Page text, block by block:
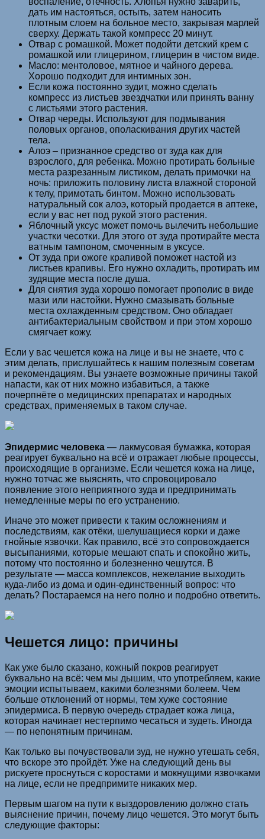
дать им настояться, остыть, затем наносить
плотным слоем на больное место, закрывая марлей
сверху. Держать такой компресс 20 минут.
Отвар с ромашкой. Может подойти детский крем с
ромашкой или глицерином, глицерин в чистом виде.
Масло: ментоловое, мятное и чайного дерева.
Хорошо подходит для интимных зон.
Если кожа постоянно зудит, можно сделать
компресс из листьев звездчатки или принять ванну
с листьями этого растения.
Отвар череды. Используют для подмывания
половых органов, ополаскивания других частей
тела.
Алоэ – признанное средство от зуда как для
взрослого, для ребенка. Можно протирать больные
места разрезанным листиком, делать примочки на
ночь: приложить половину листа влажной стороной
к телу, примотать бинтом. Можно использовать
натуральный сок алоэ, который продается в аптеке,
если у вас нет под рукой этого растения.
Яблочный уксус может помочь вылечить небольшие
участки чесотки. Для этого от зуда протирайте места
ватным тампоном, смоченным в уксусе.
От зуда при ожоге крапивой поможет настой из
листьев крапивы. Его нужно охладить, протирать им
зудящие места после душа.
Для снятия зуда хорошо помогает прополис в виде
мази или настойки. Нужно смазывать больные
места охлажденным средством. Оно обладает
антибактериальным свойством и при этом хорошо
смягчает кожу.
Если у вас чешется кожа на лице и вы не знаете, что с
этим делать, прислушайтесь к нашим полезным советам
и рекомендациям. Вы узнаете возможные причины такой
напасти, как от них можно избавиться, а также
почерпнёте о медицинских препаратах и народных
средствах, применяемых в таком случае.
Эпидермис человека — лакмусовая бумажка, которая
реагирует буквально на всё и отражает любые процессы,
происходящие в организме. Если чешется кожа на лице,
нужно тотчас же выяснять, что спровоцировало
появление этого неприятного зуда и предпринимать
немедленные меры по его устранению.
Иначе это может привести к таким осложнениям и
последствиям, как отёки, шелушащиеся корки и даже
гнойные язвочки. Как правило, всё это сопровождается
высыпаниями, которые мешают спать и спокойно жить,
потому что постоянно и болезненно чешутся. В
результате — масса комплексов, нежелание выходить
куда-либо из дома и один-единственный вопрос: что
делать? Постараемся на него полно и подробно ответить.
Чешется лицо: причины
Как уже было сказано, кожный покров реагирует
буквально на всё: чем мы дышим, что употребляем, какие
эмоции испытываем, какими болезнями болеем. Чем
больше отклонений от нормы, тем хуже состояние
эпидермиса. В первую очередь страдает кожа лица,
которая начинает нестерпимо чесаться и зудеть. Иногда
— по непонятным причинам.
Как только вы почувствовали зуд, не нужно утешать себя,
что вскоре это пройдёт. Уже на следующий день вы
рискуете проснуться с коростами и мокнущими язвочками
на лице, если не предпримите никаких мер.
Первым шагом на пути к выздоровлению должно стать
выяснение причин, почему лицо чешется. Это могут быть
следующие факторы: